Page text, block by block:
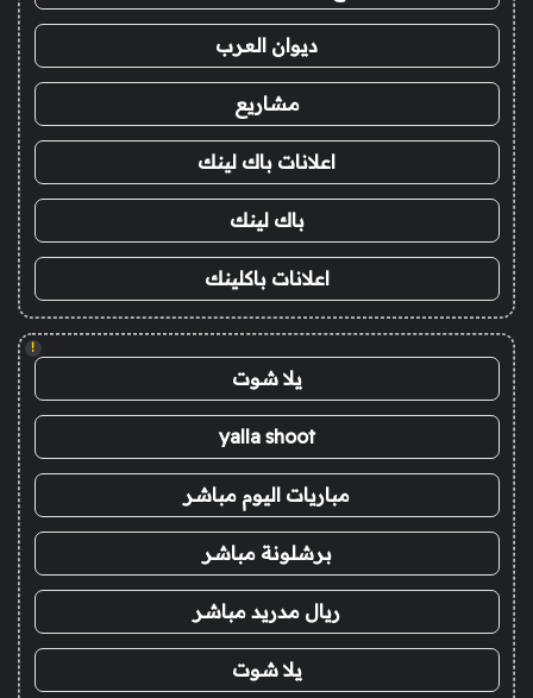
ديوان العرب
مشاريع
اعلانات باك لينك
باك لينك
اعلانات باكلينك
!
يلا شوت
yalla shoot
مباريات اليوم مباشر
برشلونة مباشر
ريال مدريد مباشر
يلا شوت